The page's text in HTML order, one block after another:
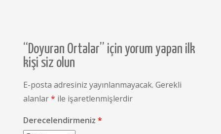
“Doyuran Ortalar” için yorum yapan ilk
kişi siz olun
E-posta adresiniz yayınlanmayacak. Gerekli
alanlar* ile işaretlenmişlerdir
Derecelendirmeniz *